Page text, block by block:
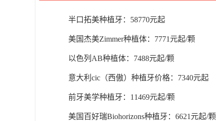
半口拓美种植牙：58770元起
美国杰美Zimmer种植体：7771元起/颗
以色列AB种植体：7488元起/颗
意大利cic（西傲）种植牙价格：7340元起
前牙美学种植牙：11469元起/颗
美国百好瑞Biohorizons种植牙：6621元起/颗